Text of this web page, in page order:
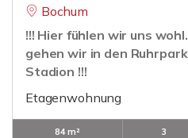
Bochum
!!! Hier fühlen wir uns
gehen wir in den
Stadion !!!
Etagenwohnung
84 m²
3